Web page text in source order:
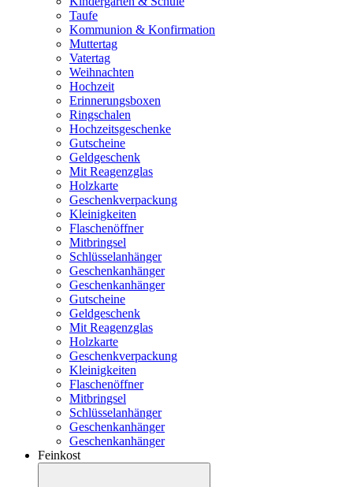
Taufe
Kommunion & Konfirmation
Muttertag
Vatertag
Weihnachten
Hochzeit
Erinnerungsboxen
Ringschalen
Hochzeitsgeschenke
Gutscheine
Geldgeschenk
Mit Reagenzglas
Holzkarte
Geschenkverpackung
Kleinigkeiten
Flaschenöffner
Mitbringsel
Schlüsselanhänger
Geschenkanhänger
Geschenkanhänger
Gutscheine
Geldgeschenk
Mit Reagenzglas
Holzkarte
Geschenkverpackung
Kleinigkeiten
Flaschenöffner
Mitbringsel
Schlüsselanhänger
Geschenkanhänger
Geschenkanhänger
Feinkost